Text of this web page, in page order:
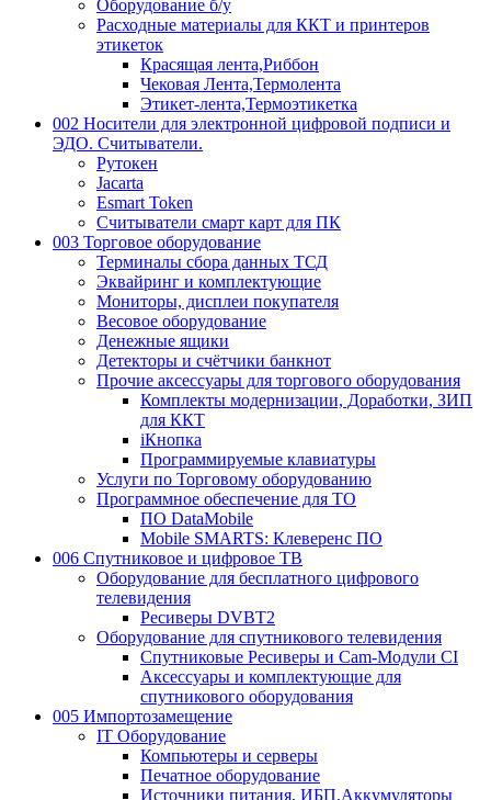
Оборудование б/у
Расходные материалы для ККТ и принтеров
этикеток
Красящая лента,Риббон
Чековая Лента,Термолента
Этикет-лента,Термоэтикетка
002 Носители для электронной цифровой подписи и
ЭДО. Считыватели.
Рутокен
Jacarta
Esmart Token
Считыватели смарт карт для ПК
003 Торговое оборудование
Терминалы сбора данных ТСД
Эквайринг и комплектующие
Мониторы, дисплеи покупателя
Весовое оборудование
Денежные ящики
Детекторы и счётчики банкнот
Прочие аксессуары для торгового оборудования
Комплекты модернизации, Доработки, ЗИП
для ККТ
iКнопка
Программируемые клавиатуры
Услуги по Торговому оборудованию
Программное обеспечение для ТО
ПО DataMobile
Mobile SMARTS: Клеверенс ПО
006 Спутниковое и цифровое ТВ
Оборудование для бесплатного цифрового
телевидения
Ресиверы DVBT2
Оборудование для спутникового телевидения
Спутниковые Ресиверы и Cam-Модули CI
Аксессуары и комплектующие для
спутникового оборудования
005 Импортозамещение
IT Оборудование
Компьютеры и серверы
Печатное оборудование
Источники питания, ИБП,Аккумуляторы